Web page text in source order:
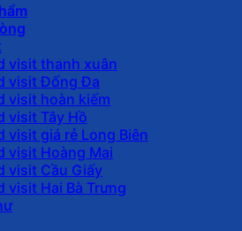
visit thanh xuân
visit Đống Đa
visit hoàn kiếm
visit Tây Hồ
visit giá rẻ Long Biên
visit Hoàng Mai
visit Cầu Giấy
visit Hai Bà Trưng